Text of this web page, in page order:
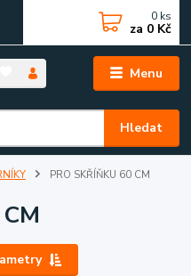
Menu
Hledat
0 ks
za 0 Kč
PRO SKŘÍŇKU 60 CM